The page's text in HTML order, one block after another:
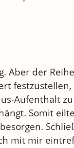
Aber der
Aufenthalt
Somit
mit mir